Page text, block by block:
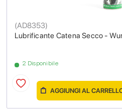
Lubrificante Catena Secco -
(AD8353)
2 Disponibile
AGGIUNGI AL